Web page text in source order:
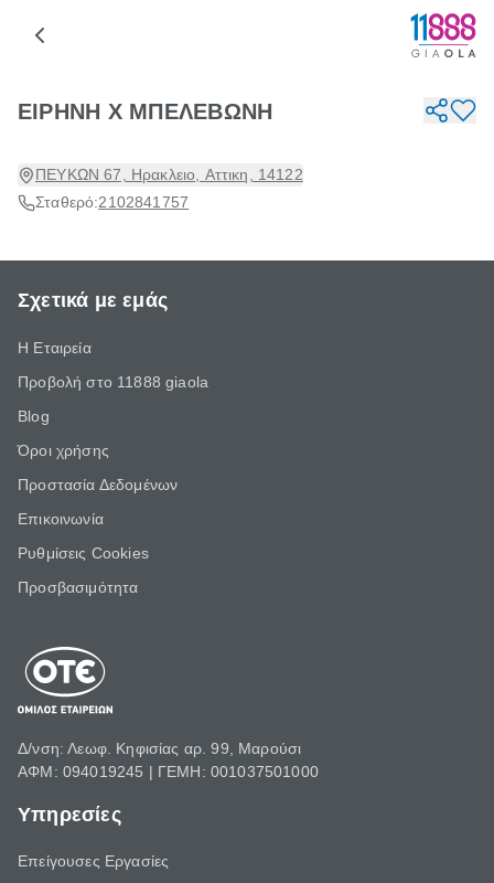
ΕΙΡΗΝΗ Χ ΜΠΕΛΕΒΩΝΗ
ΠΕΥΚΩΝ 67, Ηρακλειο, Αττικη, 14122
Σταθερό:2102841757
Σχετικά με εμάς
Η Εταιρεία
Προβολή στο 11888 giaola
Blog
Όροι χρήσης
Προστασία Δεδομένων
Επικοινωνία
Ρυθμίσεις Cookies
Προσβασιμότητα
Δ/νση: Λεωφ. Κηφισίας αρ. 99, Μαρούσι
ΑΦΜ: 094019245 | ΓΕΜΗ: 001037501000
Υπηρεσίες
Επείγουσες Εργασίες